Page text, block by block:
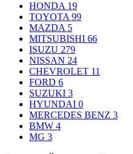
HONDA 19
TOYOTA 99
MAZDA 5
MITSUBISHI 66
ISUZU 279
NISSAN 24
CHEVROLET 11
FORD 6
SUZUKI 3
HYUNDAI 0
MERCEDES BENZ 3
BMW 4
MG 3